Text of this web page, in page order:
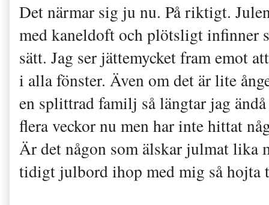
Det närmar sig ju nu. På riktigt.
med kaneldoft och plötsligt infinner
sätt. Jag ser jättemycket fram emot
i alla fönster. Även om det är lite
en splittrad familj så längtar jag
flera veckor nu men har inte hittat
Är det någon som älskar julmat lika
tidigt julbord ihop med mig så hojta